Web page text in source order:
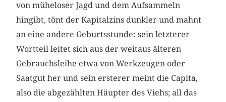
von müheloser Jagd und dem Aufsammeln
hingibt, tönt der Kapitalzins dunkler und mahnt
an eine andere Geburtsstunde: sein letzterer
Wortteil leitet sich aus der weitaus älteren
Gebrauchsleihe etwa von Werkzeugen oder
Saatgut her und sein ersterer meint die Capita,
also die abgezählten Häupter des Viehs; all das